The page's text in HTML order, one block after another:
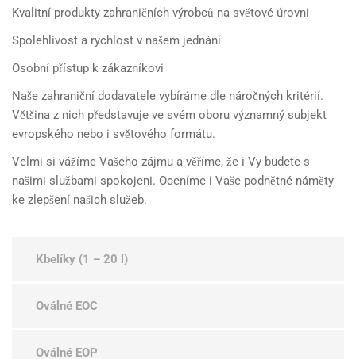
Kvalitní produkty zahraničních výrobců na světové úrovni
Spolehlivost a rychlost v našem jednání
Osobní přístup k zákazníkovi
Naše zahraniční dodavatele vybíráme dle náročných kritérií.
Většina z nich představuje ve svém oboru významný subjekt
evropského nebo i světového formátu.
Velmi si vážíme Vašeho zájmu a věříme, že i Vy budete s
našimi službami spokojeni. Oceníme i Vaše podnětné náměty
ke zlepšení našich služeb.
Kbelíky (1 – 20 l)
Oválné EOC
Oválné EOP